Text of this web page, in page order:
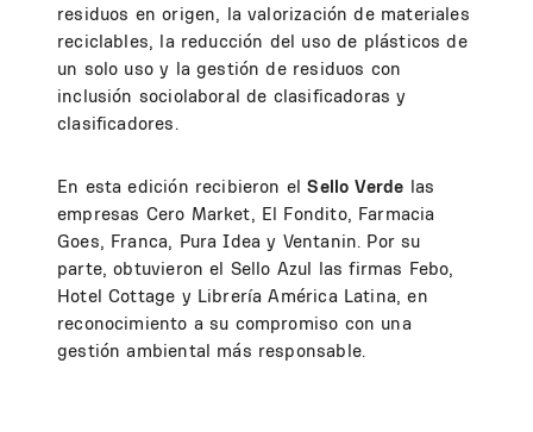
residuos en origen, la valorización de materiales
reciclables, la reducción del uso de plásticos de
un solo uso y la gestión de residuos con
inclusión sociolaboral de clasificadoras y
clasificadores.
En esta edición recibieron elSello Verde las
empresas Cero Market, El Fondito, Farmacia
Goes, Franca, Pura Idea y Ventanin. Por su
parte, obtuvieron el Sello Azul las firmas Febo,
Hotel Cottage y Librería América Latina, en
reconocimiento a su compromiso con una
gestión ambiental más responsable.